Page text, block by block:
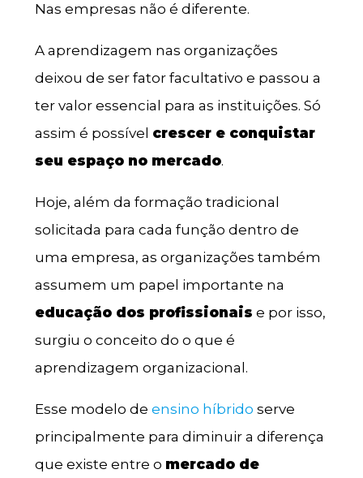
Nas empresas não é diferente.
A aprendizagem nas organizações
deixou de ser fator facultativo e passou a
ter valor essencial para as instituições. Só
assim é possível crescer e conquistar
seu espaço no mercado.
Hoje, além da formação tradicional
solicitada para cada função dentro de
uma empresa, as organizações também
assumem um papel importante na
educação dos profissionais e por isso,
surgiu o conceito do o que é
aprendizagem organizacional.
Esse modelo de ensino híbrido serve
principalmente para diminuir a diferença
que existe entre o mercado de